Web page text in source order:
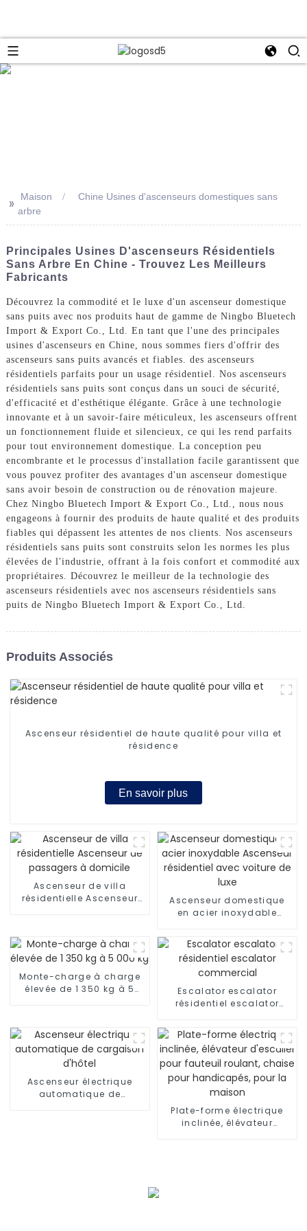
>> Maison
Chine Usines d'ascenseurs domestiques sans
arbre
Principales Usines D'ascenseurs Résidentiels
Sans Arbre En Chine - Trouvez Les Meilleurs
Fabricants
Découvrez la commodité et le luxe d'un ascenseur domestique
sans puits avec nos produits haut de gamme de Ningbo Bluetech
Import & Export Co., Ltd. En tant que l'une des principales
usines d'ascenseurs en Chine, nous sommes fiers d'offrir des
ascenseurs sans puits avancés et fiables. des ascenseurs
résidentiels parfaits pour un usage résidentiel. Nos ascenseurs
résidentiels sans puits sont conçus dans un souci de sécurité,
d'efficacité et d'esthétique élégante. Grâce à une technologie
innovante et à un savoir-faire méticuleux, les ascenseurs offrent
un fonctionnement fluide et silencieux, ce qui les rend parfaits
pour tout environnement domestique. La conception peu
encombrante et le processus d'installation facile garantissent que
vous pouvez profiter des avantages d'un ascenseur domestique
sans avoir besoin de construction ou de rénovation majeure.
Chez Ningbo Bluetech Import & Export Co., Ltd., nous nous
engageons à fournir des produits de haute qualité et des produits
fiables qui dépassent les attentes de nos clients. Nos ascenseurs
résidentiels sans puits sont construits selon les normes les plus
élevées de l'industrie, offrant à la fois confort et commodité aux
propriétaires. Découvrez le meilleur de la technologie des
ascenseurs résidentiels avec nos ascenseurs résidentiels sans
puits de Ningbo Bluetech Import & Export Co., Ltd.
Produits Associés
Ascenseur résidentiel de haute qualité pour villa et
résidence
En savoir plus
Ascenseur de villa
résidentielle Ascenseur
Ascenseur domestique
en acier inoxydable
avec voiture de luxe
Monte-charge à charge
élevée de 1 350 kg à 5
Escalator escalator
résidentiel escalator
Ascenseur électrique
automatique de
Plate-forme électrique
inclinée, élévateur